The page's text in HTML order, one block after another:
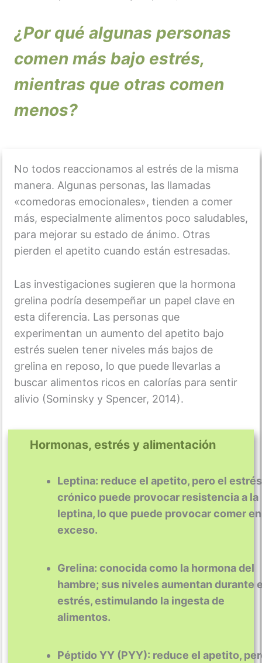
¿Por qué algunas personas
comen más bajo estrés,
mientras que otras comen
menos?
No todos reaccionamos al estrés de la misma
manera. Algunas personas, las llamadas
«comedoras emocionales», tienden a comer
más, especialmente alimentos poco saludables,
para mejorar su estado de ánimo. Otras
pierden el apetito cuando están estresadas.
Las investigaciones sugieren que la hormona
grelina podría desempeñar un papel clave en
esta diferencia. Las personas que
experimentan un aumento del apetito bajo
estrés suelen tener niveles más bajos de
grelina en reposo, lo que puede llevarlas a
buscar alimentos ricos en calorías para sentir
alivio (Sominsky y Spencer, 2014).
Hormonas, estrés y alimentación
Leptina: reduce el apetito, pero el estrés
crónico puede provocar resistencia a la
leptina, lo que puede provocar comer en
exceso.
Grelina: conocida como la hormona del
hambre; sus niveles aumentan durante
estrés, estimulando la ingesta de
alimentos.
Péptido YY (PYY): reduce el apetito,